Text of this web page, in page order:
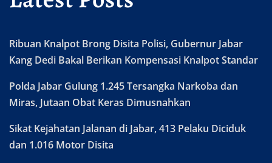
Ribuan Knalpot Brong Disita Polisi, Gubernur Jabar
Kang Dedi Bakal Berikan Kompensasi Knalpot Standar
Polda Jabar Gulung 1.245 Tersangka Narkoba dan
Miras, Jutaan Obat Keras Dimusnahkan
Sikat Kejahatan Jalanan di Jabar, 413 Pelaku Diciduk
dan 1.016 Motor Disita